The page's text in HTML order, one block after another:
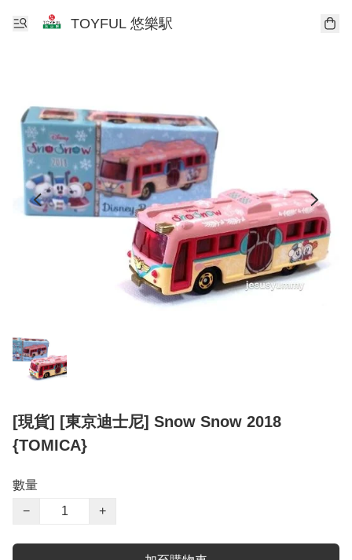
TOYFUL 悠樂駅
[現貨] [東京迪士尼] Snow Snow 2018
{TOMICA}
數量
−
+